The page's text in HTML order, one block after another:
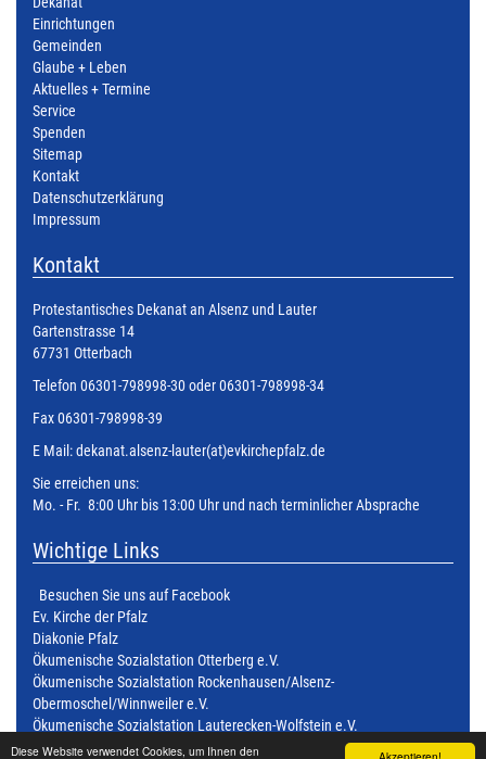
Diese Website verwendet Cookies, um Ihnen den
Einrichtungen
Gemeinden
Glaube + Leben
Aktuelles + Termine
Service
Spenden
Sitemap
Kontakt
Datenschutzerklärung
Impressum
Kontakt
Protestantisches Dekanat an Alsenz und Lauter
Gartenstrasse 14
67731 Otterbach
Telefon 06301-798998-30 oder 06301-798998-34
Fax 06301-798998-39
E Mail:dekanat.alsenz-lauter(at)evkirchepfalz.de
Sie erreichen uns:
Mo. - Fr. 8:00 Uhr bis 13:00 Uhr und nach terminlicher Absprache
Wichtige Links
Besuchen Sie uns auf Facebook
Ev. Kirche der Pfalz
Diakonie Pfalz
Ökumenische Sozialstation Otterberg e.V.
Ökumenische Sozialstation Rockenhausen/Alsenz-
Obermoschel/Winnweiler e.V.
Ökumenische Sozialstation Lauterecken-Wolfstein e.V.
Ökumenische Sozialstation Kusel - Altenglan e.V.